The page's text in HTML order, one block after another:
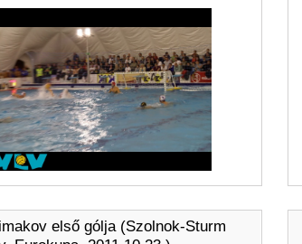
első gólja (Szolnok-Sturm